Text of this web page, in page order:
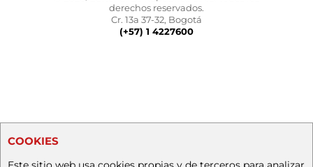
derechos reservados.
Cr. 13a 37-32, Bogotá
(+57) 1 4227600
COOKIES